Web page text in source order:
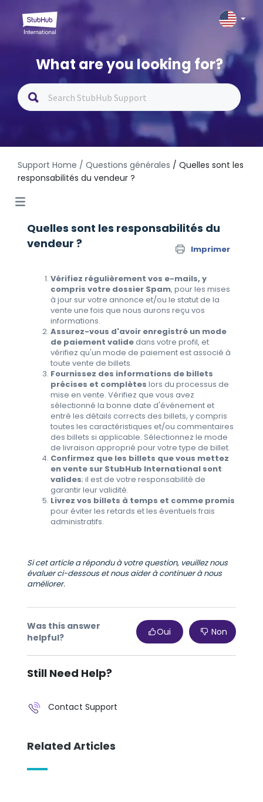
What are you looking for?
Support Home / Questions générales / Quelles sont les
responsabilités du vendeur ?
Quelles sont les responsabilités du
vendeur ?
Imprimer
Vérifiez régulièrement vos e-mails, y
compris votre dossier Spam, pour les mises
à jour sur votre annonce et/ou le statut de la
vente une fois que nous aurons reçu vos
informations.
Assurez-vous d'avoir enregistré un mode
de paiement validedans votre profil, et
vérifiez qu'un mode de paiement est associé à
toute vente de billets.
Fournissez des informations de billets
précises et complètes lors du processus de
mise en vente. Vérifiez que vous avez
sélectionné la bonne date d'événement et
entré les détails corrects des billets, y compris
toutes les caractéristiques et/ou commentaires
des billets si applicable. Sélectionnez le mode
de livraison approprié pour votre type de billet.
Confirmez que les billets que vous mettez
en vente sur StubHub International sont
valides; il est de votre responsabilité de
garantir leur validité.
Livrez vos billets à temps et comme promis
pour éviter les retards et les éventuels frais
administratifs.
Si cet article a répondu à votre question, veuillez nous
évaluer ci-dessous et nous aider à continuer à nous
améliorer.
Was this answer
helpful?
Oui Non
Still Need Help?
Contact Support
Related Articles